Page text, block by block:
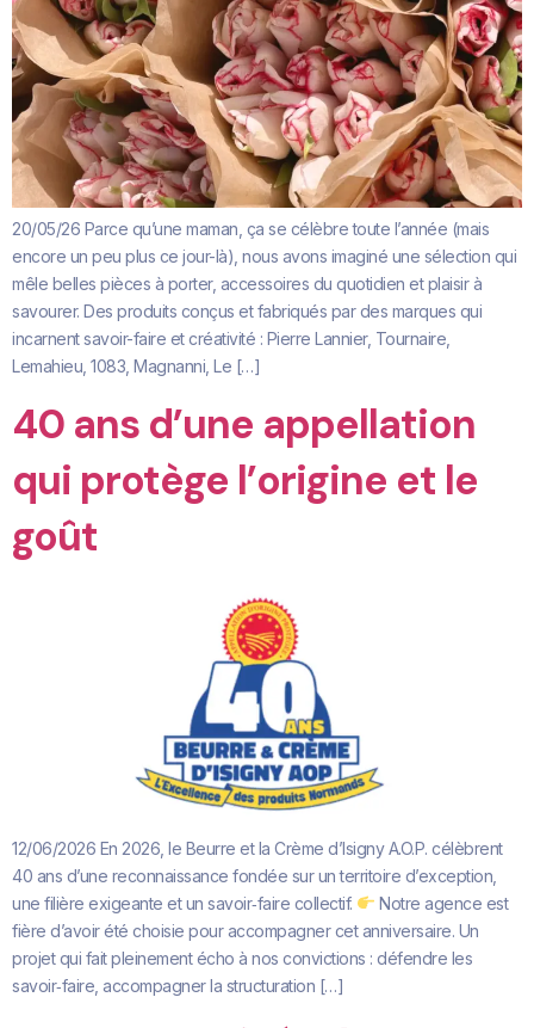
20/05/26 Parce qu’une maman, ça se célèbre toute l’année (mais
encore un peu plus ce jour-là), nous avons imaginé une sélection qui
mêle belles pièces à porter, accessoires du quotidien et plaisir à
savourer. Des produits conçus et fabriqués par des marques qui
incarnent savoir-faire et créativité : Pierre Lannier, Tournaire,
Lemahieu, 1083, Magnanni, Le […]
40 ans d’une appellation
qui protège l’origine et le
goût
12/06/2026 En 2026, le Beurre et la Crème d’Isigny A.O.P. célèbrent
40 ans d’une reconnaissance fondée sur un territoire d’exception,
une filière exigeante et un savoir‑faire collectif.
Notre agence est
fière d’avoir été choisie pour accompagner cet anniversaire. Un
projet qui fait pleinement écho à nos convictions : défendre les
savoir‑faire, accompagner la structuration […]